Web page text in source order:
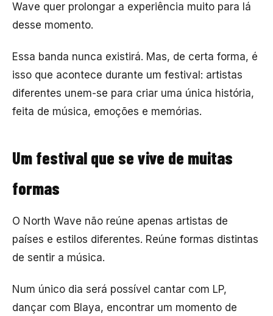
Wave quer prolongar a experiência muito para lá
desse momento.
Essa banda nunca existirá. Mas, de certa forma, é
isso que acontece durante um festival: artistas
diferentes unem-se para criar uma única história,
feita de música, emoções e memórias.
Um festival que se vive de muitas
formas
O North Wave não reúne apenas artistas de
países e estilos diferentes. Reúne formas distintas
de sentir a música.
Num único dia será possível cantar com LP,
dançar com Blaya, encontrar um momento de